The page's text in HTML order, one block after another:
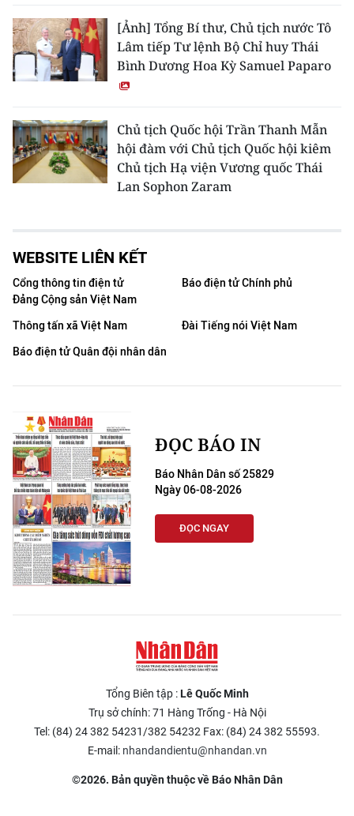
[Ảnh] Tổng Bí thư, Chủ tịch nước Tô
Lâm tiếp Tư lệnh Bộ Chỉ huy Thái
Bình Dương Hoa Kỳ Samuel Paparo
Chủ tịch Quốc hội Trần Thanh Mẫn
hội đàm với Chủ tịch Quốc hội kiêm
Chủ tịch Hạ viện Vương quốc Thái
Lan Sophon Zaram
WEBSITE LIÊN KẾT
Cổng thông tin điện tử
Đảng Cộng sản Việt Nam
Báo điện tử Chính phủ
Thông tấn xã Việt Nam
Đài Tiếng nói Việt Nam
Báo điện tử Quân đội nhân dân
ĐỌC BÁO IN
Báo Nhân Dân số 25829
Ngày 06-08-2026
ĐỌC NGAY
Tổng Biên tập :Lê Quốc Minh
Trụ sở chính: 71 Hàng Trống - Hà Nội
Tel: (84) 24 382 54231/382 54232 Fax: (84) 24 382 55593.
E-mail: nhandandientu@nhandan.vn
©2026. Bản quyền thuộc về Báo Nhân Dân